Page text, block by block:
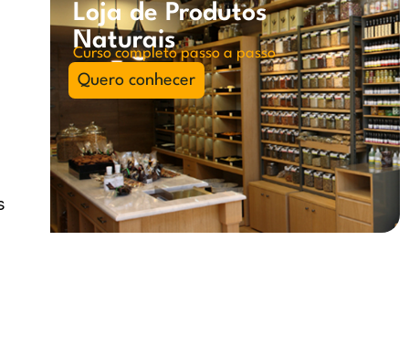
Loja de Produtos
Naturais
Curso completo passo a passo
Quero conhecer